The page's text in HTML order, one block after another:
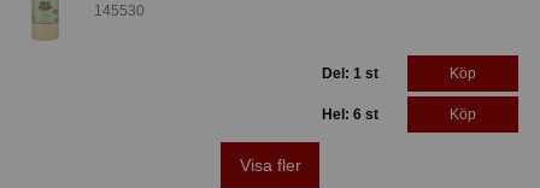
145530
Del: 1 st Köp
Hel: 6 st Köp
Visa fler